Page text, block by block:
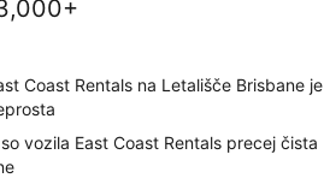
Coast Rentals na Letališče Brisbane je
vozila East Coast Rentals precej čista